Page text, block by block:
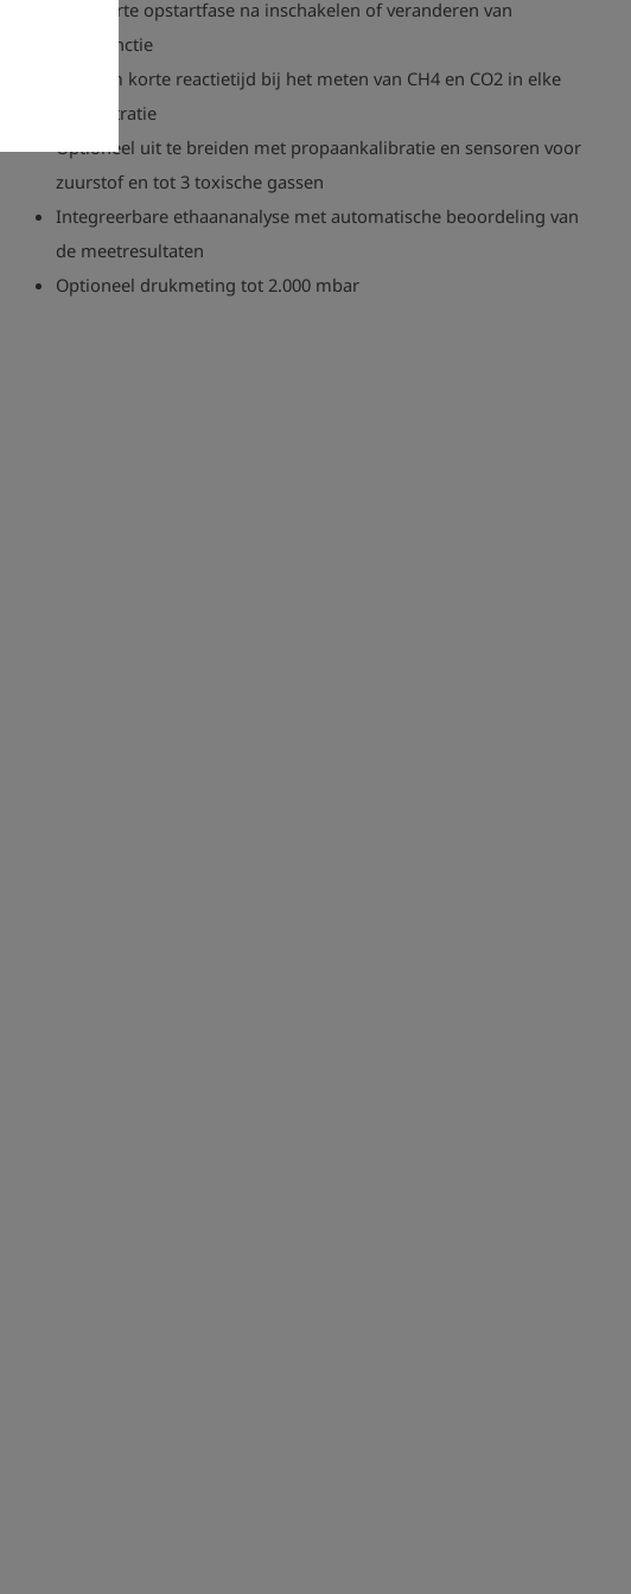
Zeer korte opstartfase na inschakelen of veranderen van
meetfunctie
Extreem korte reactietijd bij het meten van CH4 en CO2 in elke
concentratie
Optioneel uit te breiden met propaankalibratie en sensoren voor
zuurstof en tot 3 toxische gassen
Integreerbare ethaananalyse met automatische beoordeling van
de meetresultaten
Optioneel drukmeting tot 2.000 mbar